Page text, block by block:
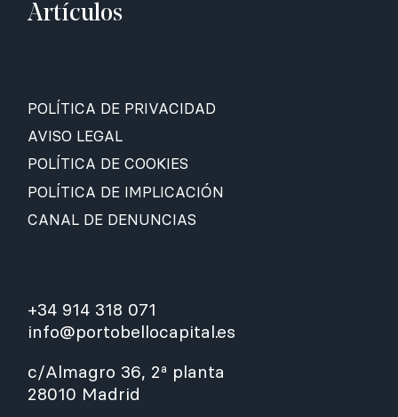
Artículos
POLÍTICA DE PRIVACIDAD
AVISO LEGAL
POLÍTICA DE COOKIES
POLÍTICA DE IMPLICACIÓN
CANAL DE DENUNCIAS
+34 914 318 071
info@portobellocapital.es
c/Almagro 36, 2ª planta
28010 Madrid